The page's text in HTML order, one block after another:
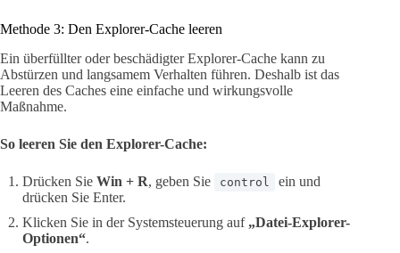
Methode 3: Den Explorer-Cache leeren
Ein überfüllter oder beschädigter Explorer-Cache kann zu
Abstürzen und langsamem Verhalten führen. Deshalb ist das
Leeren des Caches eine einfache und wirkungsvolle
Maßnahme.
So leeren Sie den Explorer-Cache:
Drücken Sie Win + R, geben Sie control
ein und
drücken Sie Enter.
Klicken Sie in der Systemsteuerung auf „Datei-Explorer-
Optionen“.